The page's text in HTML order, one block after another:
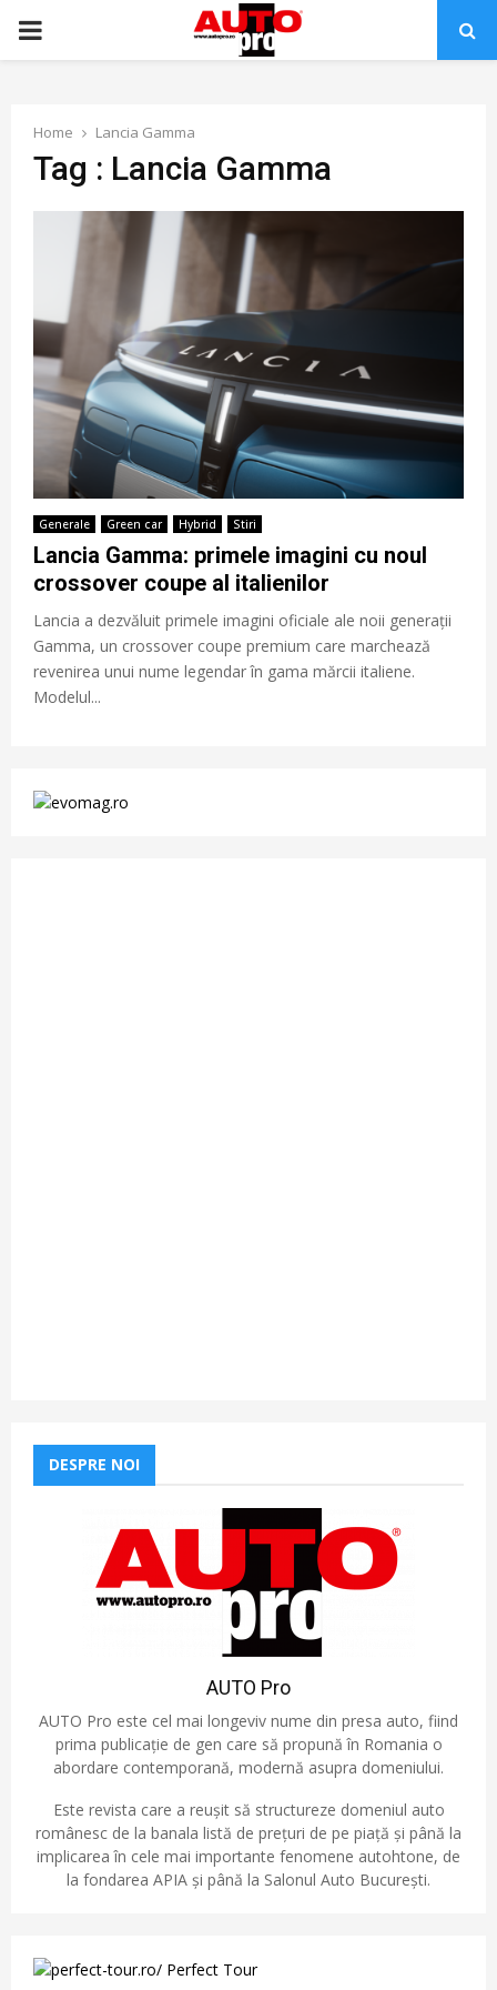
PRIMARY
Home Lancia Gamma
Tag : Lancia Gamma
Generale Green car Hybrid Stiri
Lancia Gamma: primele imagini cu noul
crossover coupe al italienilor
Lancia a dezvăluit primele imagini oficiale ale noii generații
Gamma, un crossover coupe premium care marchează
revenirea unui nume legendar în gama mărcii italiene.
Modelul...
DESPRE NOI
AUTO Pro
AUTO Pro este cel mai longeviv nume din presa auto, fiind
prima publicație de gen care să propună în Romania o
abordare contemporană, modernă asupra domeniului.
Este revista care a reușit să structureze domeniul auto
românesc de la banala listă de prețuri de pe piață și până la
implicarea în cele mai importante fenomene autohtone, de
la fondarea APIA și până la Salonul Auto București.